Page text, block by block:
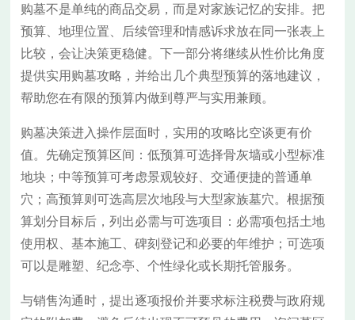
购墓不是单纯的商品交易，而是对家族记忆的安排。把
预算、地理位置、后续管理和情感诉求放在同一张表上
比较，会让决策更稳健。下一部分将继续从性价比角度
提供实用购墓攻略，并给出几个典型预算的落地建议，
帮助您在有限的预算内做到尊严与实用兼顾。
购墓决策进入操作层面时，实用的攻略比空谈更有价
值。先确定预算区间：低预算可选择骨灰墙或小型标准
地块；中等预算可考虑景观较好、交通便捷的普通单
穴；高预算则可选高层次地段与大型家族墓穴。根据预
算划分目标后，列出必需与可选项目：必需项包括土地
使用权、基本施工、碑刻登记和必要的年维护；可选项
可以是雕塑、纪念亭、个性绿化或长期托管服务。
与销售沟通时，提出逐项报价并要求标注税费与政府规